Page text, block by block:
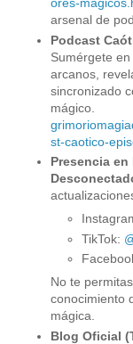
ores-
arsenal de
Podcast
Sumérgete
arcanos,
sincronizado
mágico.
st-caotico-
Presencia en
TikTok:
No te
conocimiento
mágica.
Blog Oficial